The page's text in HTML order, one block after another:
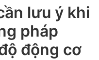
lưu ý khi
pháp
động cơ